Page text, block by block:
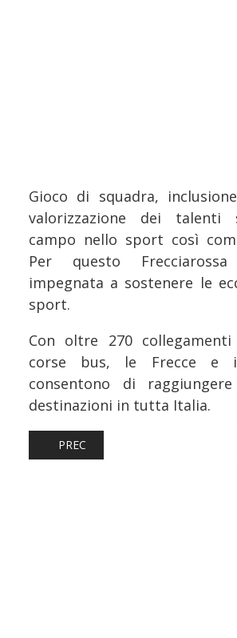
Gioco di squadra,
valorizzazione dei talenti
campo nello sport così
Per questo
impegnata a sostenere le
sport.
Con oltre 270
corse bus, le Frecce e i
consentono di
destinazioni in tutta Italia.
ARTICOLO PRECEDENTE:
PREC